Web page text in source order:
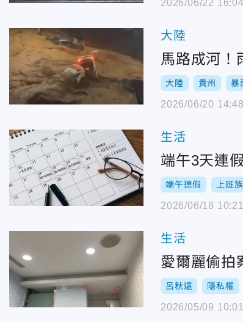
2026/06/22 16:04
大陸
馬路成河
大陸 貴州 暴
2026/06/20 14:48
生活
端午3天連
端午連假 上班族
2026/06/18 10:21
生活
愛爾麗偷
呂秋遠 隱私權
2026/05/09 10:01